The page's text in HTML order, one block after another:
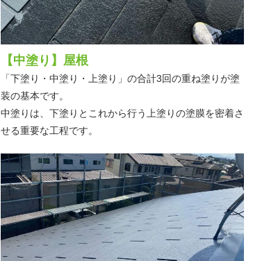
【中塗り】屋根
「下塗り・中塗り・上塗り」の合計3回の重ね塗りが塗
装の基本です。
中塗りは、下塗りとこれから行う上塗りの塗膜を密着さ
せる重要な工程です。